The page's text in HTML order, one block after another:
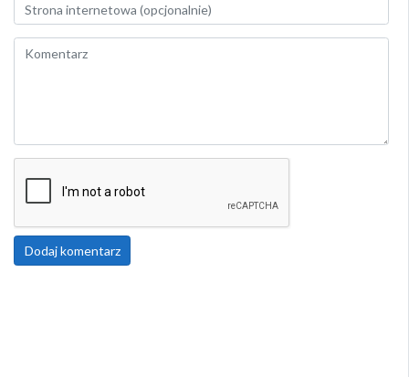
Dodaj komentarz